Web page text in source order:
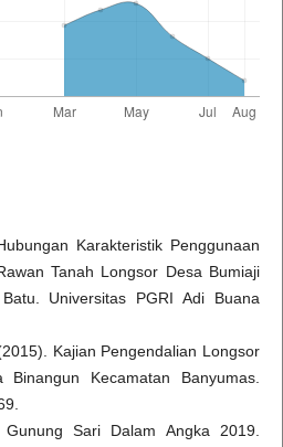
Karakteristik Penggunaan
Tanah Longsor Desa Bumiaji
Universitas PGRI Adi Buana
Kajian Pengendalian Longsor
Kecamatan Banyumas.
Sari Dalam Angka 2019.